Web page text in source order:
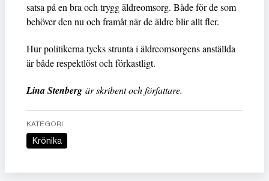
satsa på en bra och trygg äldreomsorg. Både för de som
behöver den nu och framåt när de äldre blir allt fler.
Hur politikerna tycks strunta i äldreomsorgens anställda
är både respektlöst och förkastligt.
Lina Stenberg är skribent och författare.
KATEGORI
Krönika